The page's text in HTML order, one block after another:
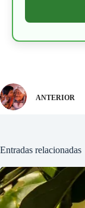
ANTERIOR
Entradas relacionadas